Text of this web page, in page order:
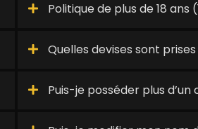
Politique de plus de 18 ans
Quelles devises sont
Puis-je posséder plus